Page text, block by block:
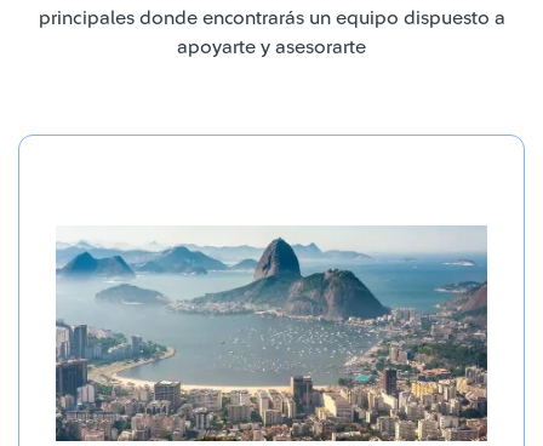
principales donde encontrarás un equipo dispuesto a
apoyarte y asesorarte